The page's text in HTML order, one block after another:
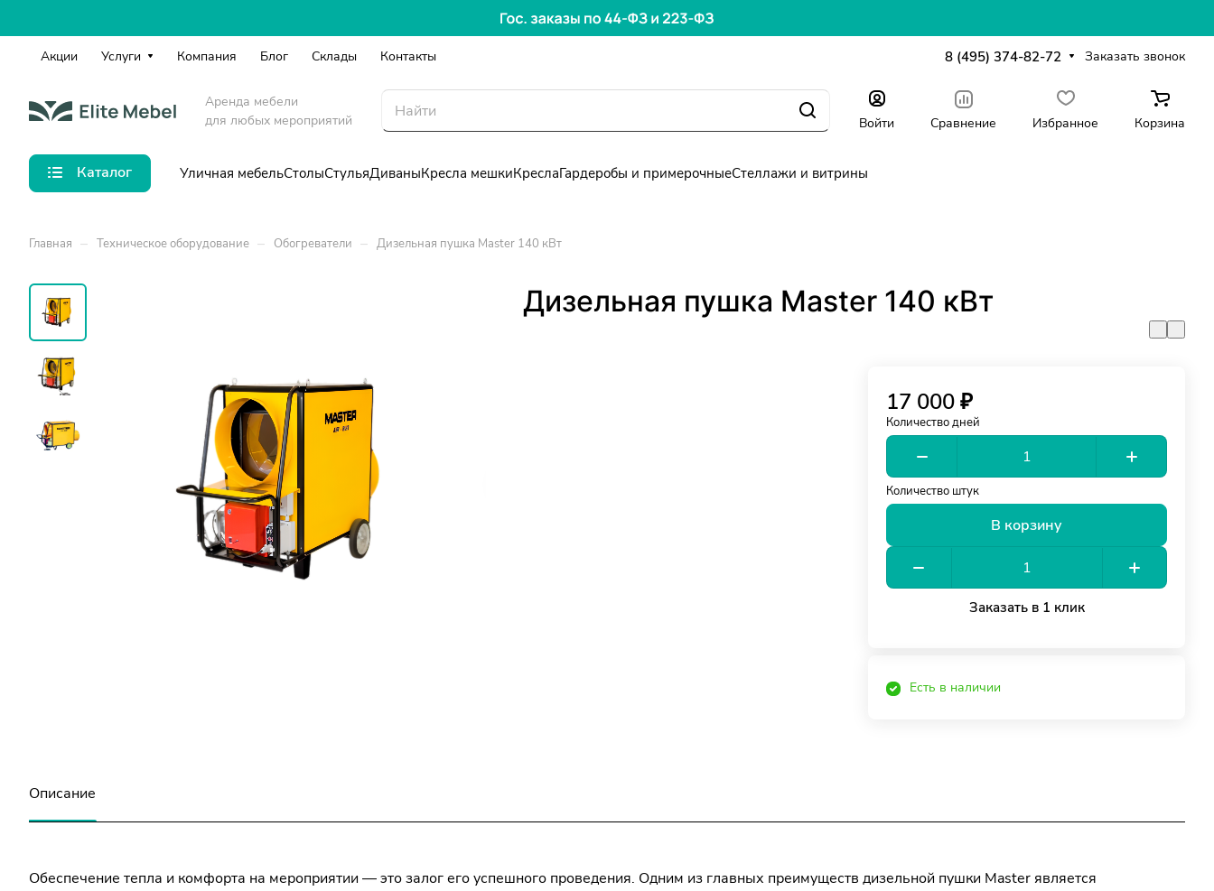
Акции Услуги Компания Блог Склады Контакты 8 (495) 374-82-72 Заказать звонок
Аренда мебели
для любых мероприятий
Войти Сравнение Избранное Корзина
Каталог Уличная мебельСтолыСтульяДиваныКресла мешкиКреслаГардеробы и примерочныеСтеллажи и витрины
Главная – Техническое оборудование – Обогреватели – Дизельная пушка Master 140 кВт
Дизельная пушка Master 140 кВт
17 000 ₽
Количество дней
Количество штук
В корзину
Заказать в 1 клик
Есть в наличии
Описание
Обеспечение тепла и комфорта на мероприятии — это залог его успешного проведения. Одним из главных преимуществ дизельной пушки Master является